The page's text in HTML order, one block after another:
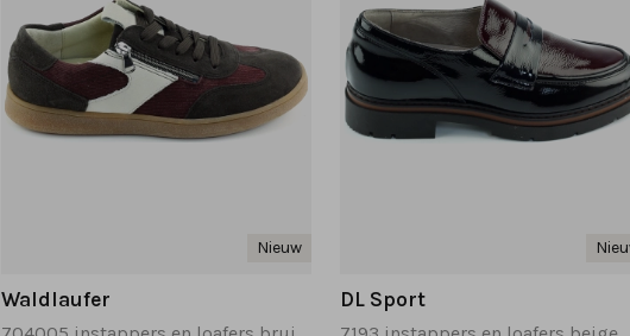
Nieuw
Waldlaufer DL Sport